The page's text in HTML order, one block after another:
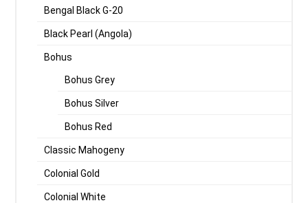
Bengal Black G-20
Black Pearl (Angola)
Bohus
Bohus Grey
Bohus Silver
Bohus Red
Classic Mahogeny
Colonial Gold
Colonial White